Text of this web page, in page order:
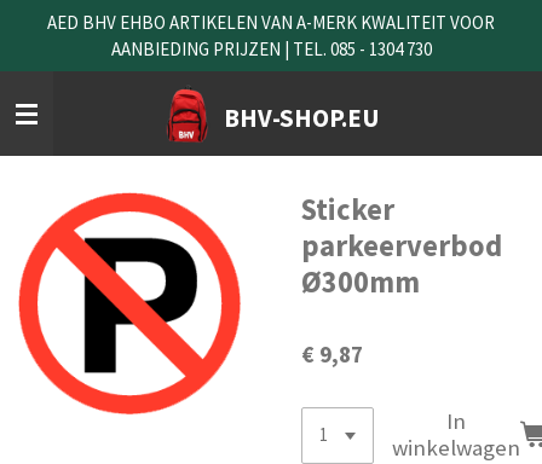
naar
de
hoofdinhoud
BHV-SHOP.EU
AED BHV EHBO ARTIKELEN VAN A-MERK KWALITEIT VOOR
AANBIEDING PRIJZEN | TEL. 085 - 1304 730
Sticker
parkeerverbod
Ø300mm
€ 9,87
In
winkelwagen